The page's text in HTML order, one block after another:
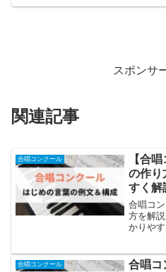
スポンサ
関連記事
合唱コンクール
【合
の作り
すく解
合唱コ
方を解
かりやす
合唱コンクール
合唱コ